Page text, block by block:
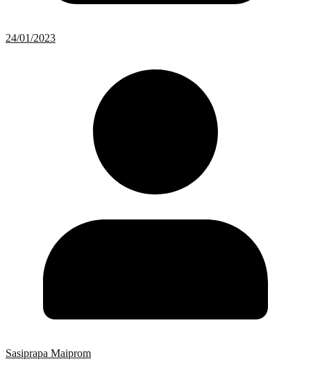
24/01/2023
Sasiprapa Maiprom